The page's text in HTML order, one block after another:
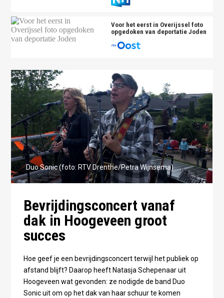
Voor het eerst in Overijssel foto
opgedoken van deportatie Joden
Duo Sonic (foto: RTV Drenthe/Petra Wijnsema)
Bevrijdingsconcert vanaf
dak in Hoogeveen groot
succes
Hoe geef je een bevrijdingsconcert terwijl het publiek op
afstand blijft? Daarop heeft Natasja Schepenaar uit
Hoogeveen wat gevonden: ze nodigde de band Duo
Sonic uit om op het dak van haar schuur te komen